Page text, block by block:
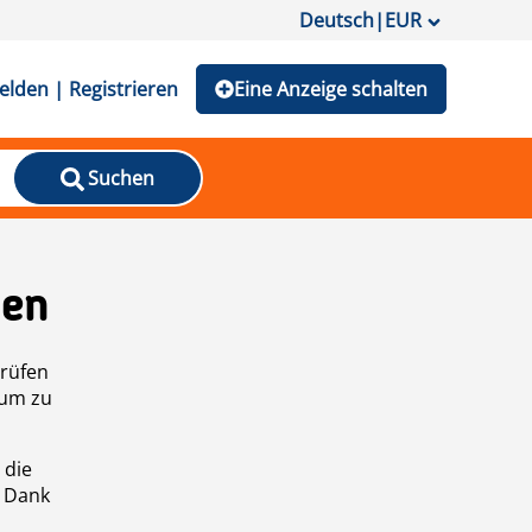
Deutsch|EUR
| Registrieren Eine Anzeige schalten
Suchen
zu
die